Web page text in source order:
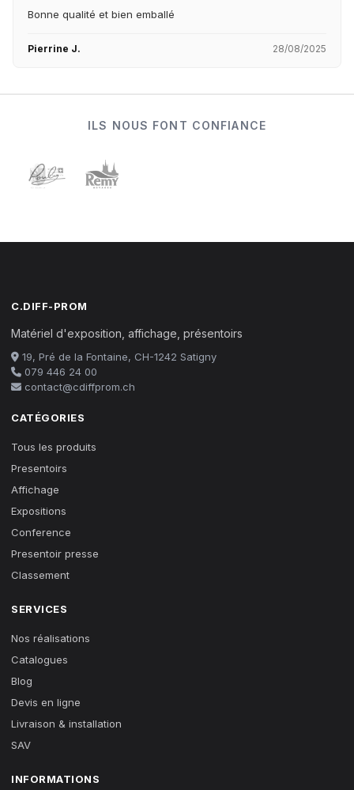
Bonne qualité et bien emballé
Pierrine J. 28/08/2025
ILS NOUS FONT CONFIANCE
C.DIFF-PROM
Matériel d'exposition, affichage, présentoirs
19, Pré de la Fontaine, CH-1242 Satigny
079 446 24 00
contact@cdiffprom.ch
CATÉGORIES
Tous les produits
Presentoirs
Affichage
Expositions
Conference
Presentoir presse
Classement
SERVICES
Nos réalisations
Catalogues
Blog
Devis en ligne
Livraison & installation
SAV
INFORMATIONS